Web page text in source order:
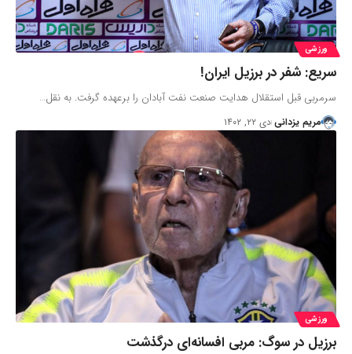
ورزشی
سریع: شفر در برزیل ایران!
سرمربی قبل استقلال هدایت صنعت نفت آبادان را برعهده گرفت. به نقل…
مریم یزدانی دی ۲۲, ۱۴۰۲
ورزشی
برزیل در سوگ: مربی افسانه‌ای درگذشت